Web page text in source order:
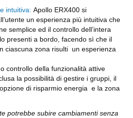
intuitiva: Apollo ERX400 si
un esperienza più intuitiva che
semplice ed il controllo dell’intera
presenti a bordo, facendo sì che il
ciascuna zona risulti un esperienza
controllo della funzionalità attive
la possibilità di gestire i gruppi, il
di risparmio energia e la zona
potrebbe subire cambiamenti senza